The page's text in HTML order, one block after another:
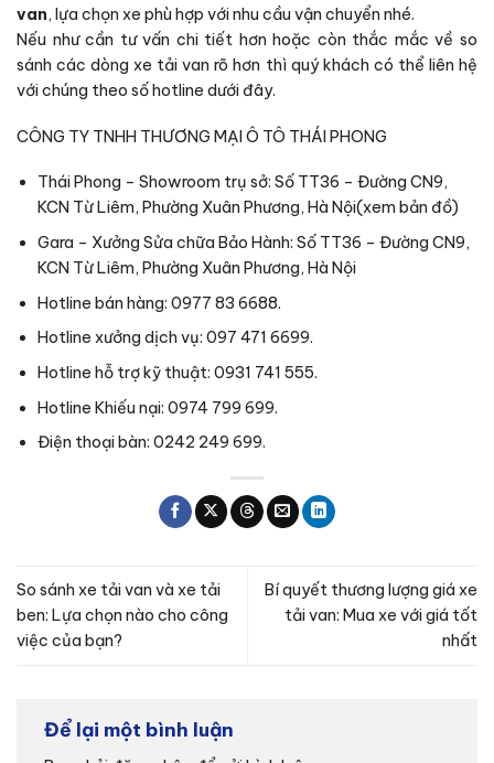
van, lựa chọn xe phù hợp với nhu cầu vận chuyển nhé.
Nếu như cần tư vấn chi tiết hơn hoặc còn thắc mắc về so
sánh các dòng xe tải van rõ hơn thì quý khách có thể liên hệ
với chúng theo số hotline dưới đây.
CÔNG TY TNHH THƯƠNG MẠI Ô TÔ THÁI PHONG
Thái Phong – Showroom trụ sở: Số TT36 – Đường CN9,
KCN Từ Liêm, Phường Xuân Phương, Hà Nội(xem bản đồ)
Gara – Xưởng Sửa chữa Bảo Hành: Số TT36 – Đường CN9,
KCN Từ Liêm, Phường Xuân Phương, Hà Nội
Hotline bán hàng: 0977 83 6688.
Hotline xưởng dịch vụ: 097 471 6699.
Hotline hỗ trợ kỹ thuật: 0931 741 555.
Hotline Khiếu nại: 0974 799 699.
Điện thoại bàn: 0242 249 699.
So sánh xe tải van và xe tải
ben: Lựa chọn nào cho công
việc của bạn?
Bí quyết thương lượng giá xe
tải van: Mua xe với giá tốt
nhất
Để lại một bình luận